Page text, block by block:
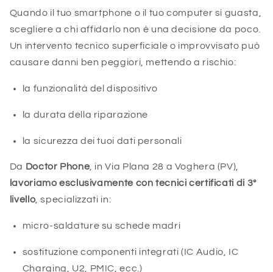
Quando il tuo smartphone o il tuo computer si guasta,
scegliere a chi affidarlo non è una decisione da poco.
Un intervento tecnico superficiale o improvvisato può
causare danni ben peggiori, mettendo a rischio:
la funzionalità del dispositivo
la durata della riparazione
la sicurezza dei tuoi dati personali
Da Doctor Phone, in Via Plana 28 a Voghera (PV),
lavoriamo esclusivamente con tecnici certificati di 3°
livello, specializzati in:
micro-saldature su schede madri
sostituzione componenti integrati (IC Audio, IC
Charging, U2, PMIC, ecc.)